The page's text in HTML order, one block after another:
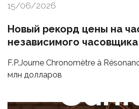
15/06/2026
Новый рекорд цены на
независимого часовщика
F.P.Journe Chronomètre à
млн долларов